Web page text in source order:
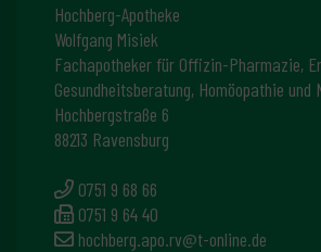
Hochberg-Apotheke
Wolfgang Misiek
Fachapotheker für Offizin-Pharmazie,
Gesundheitsberatung, Homöopathie und
Hochbergstraße 6
88213 Ravensburg
0751 9 68 66
0751 9 64 40
hochberg.apo.rv@t-online.de